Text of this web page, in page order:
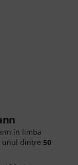
în limba
unul dintre 50